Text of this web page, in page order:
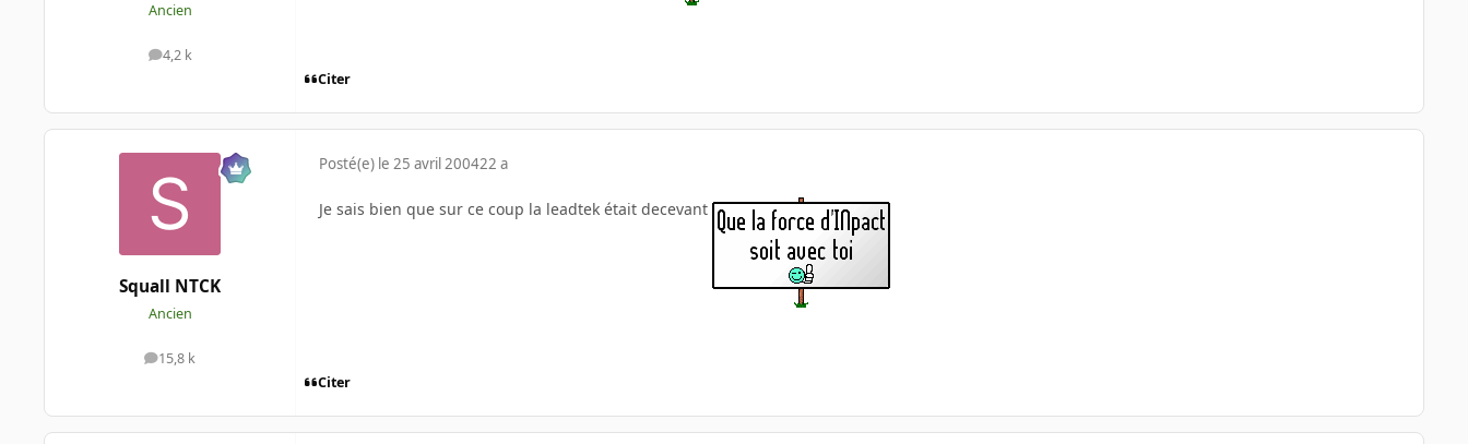
Ancien
4,2 k
messages
Citer
Squall NTCK
Ancien
15,8 k
messages
Posté(e) le 25 avril 200422 a
Je sais bien que sur ce coup la leadtek était decevant
Citer